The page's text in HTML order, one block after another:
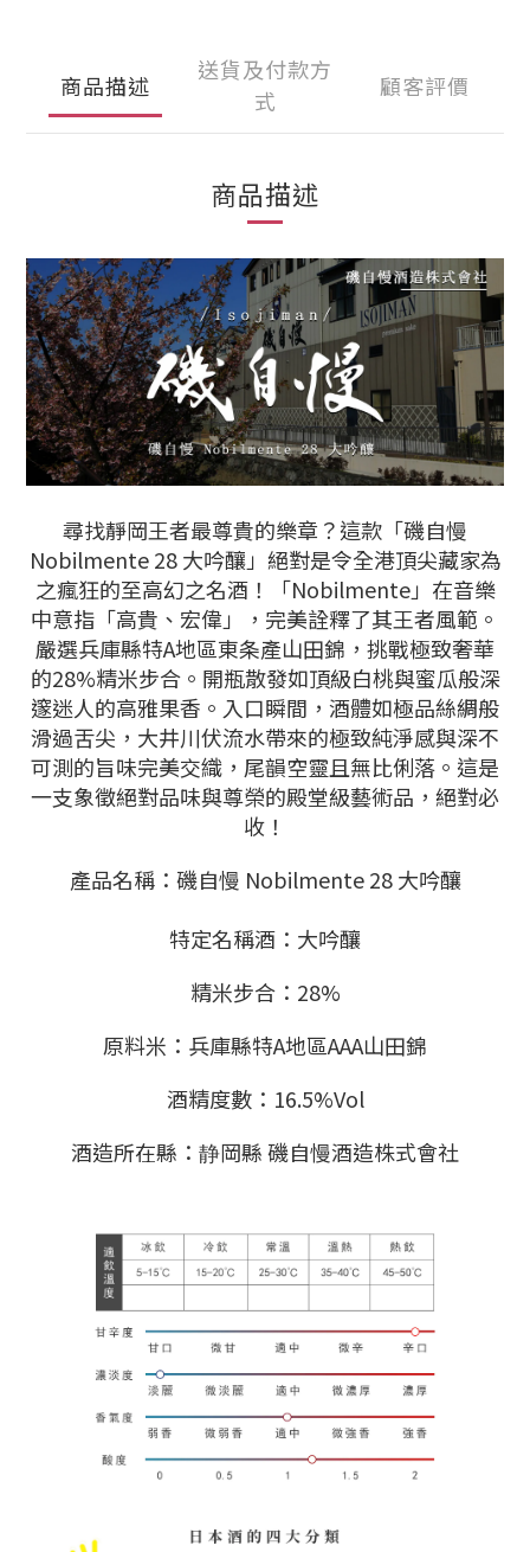
商品描述
送貨及付款方
式
顧客評價
商品描述
尋找靜岡王者最尊貴的樂章？這款「磯自慢
Nobilmente 28 大吟釀」絕對是令全港頂尖藏家為
之瘋狂的至高幻之名酒！「Nobilmente」在音樂
中意指「高貴、宏偉」，完美詮釋了其王者風範。
嚴選兵庫縣特A地區東条產山田錦，挑戰極致奢華
的28%精米步合。開瓶散發如頂級白桃與蜜瓜般深
邃迷人的高雅果香。入口瞬間，酒體如極品絲綢般
滑過舌尖，大井川伏流水帶來的極致純淨感與深不
可測的旨味完美交織，尾韻空靈且無比俐落。這是
一支象徵絕對品味與尊榮的殿堂級藝術品，絕對必
收！
產品名稱：磯自慢 Nobilmente 28 大吟釀
特定名稱酒：大吟釀
精米步合：28%
原料米：兵庫縣特A地區AAA山田錦
酒精度數：16.5%Vol
酒造所在縣：静岡縣 磯自慢酒造株式會社